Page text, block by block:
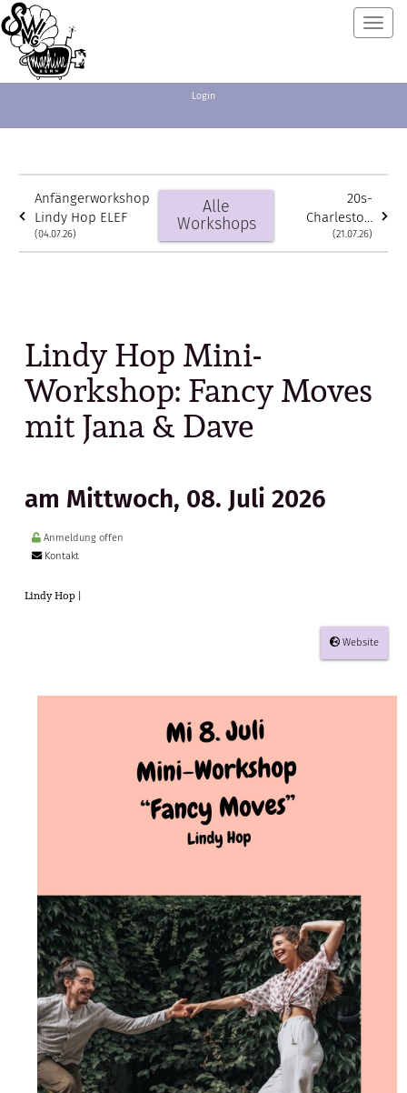
Login
Anfängerworkshop
Lindy Hop ELEF
(04.07.26)
Alle
Workshops
20s-
Charleston
reloaded
Mini-
(21.07.26)
Lindy Hop Mini-
Workshop: Fancy Moves
mit Jana & Dave
am Mittwoch, 08. Juli 2026
Anmeldung offen
Kontakt
Lindy Hop |
Website